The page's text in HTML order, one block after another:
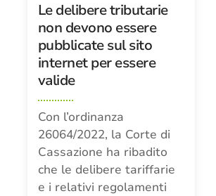
Le delibere tributarie
non devono essere
pubblicate sul sito
internet per essere
valide
Con l’ordinanza
26064/2022, la Corte di
Cassazione ha ribadito
che le delibere tariffarie
e i relativi regolamenti